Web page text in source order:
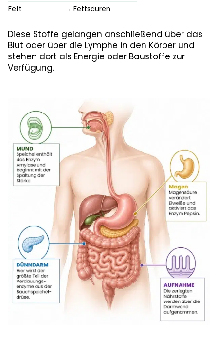
Fett
→ Fettsäuren
Diese Stoffe gelangen anschließend über das
Blut oder über die Lymphe in den Körper und
stehen dort als Energie oder Baustoffe zur
Verfügung.